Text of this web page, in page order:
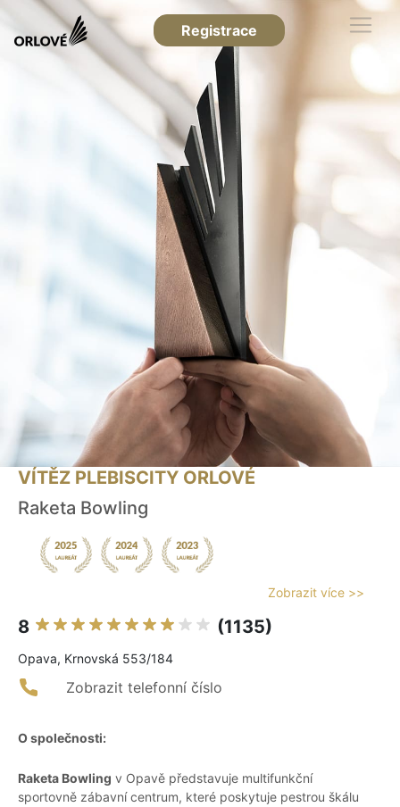
Registrace
VÍTĚZ PLEBISCITY ORLOVÉ
Raketa Bowling
Zobrazit více >>
8 (1135)
Opava, Krnovská 553/184
Zobrazit telefonní číslo
O společnosti:
Raketa Bowling v Opavě představuje multifunkční
sportovně zábavní centrum, které poskytuje pestrou škálu